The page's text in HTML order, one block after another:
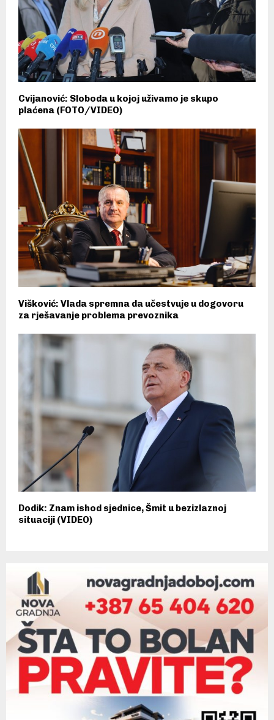
Cvijanović: Sloboda u kojoj uživamo je skupo
plaćena (FOTO/VIDEO)
Višković: Vlada spremna da učestvuje u dogovoru
za rješavanje problema prevoznika
Dodik: Znam ishod sjednice, Šmit u bezizlaznoj
situaciji (VIDEO)